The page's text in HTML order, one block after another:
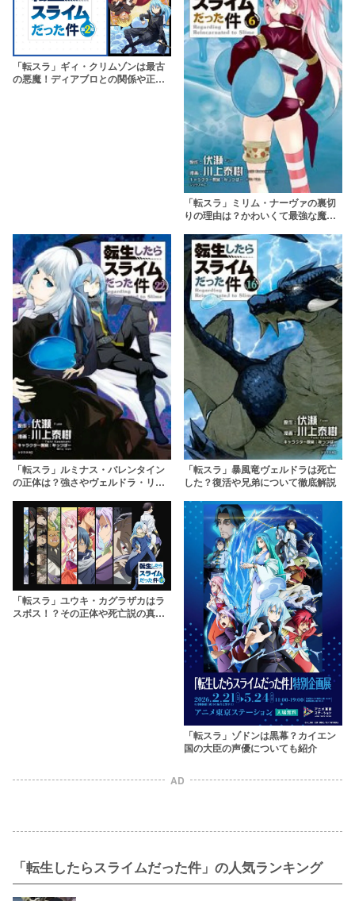
「転スラ」ギィ・クリムゾンは最古
の悪魔！ディアブロとの関係や正体
「転スラ」ミリム・ナーヴァの裏切
りの理由は？かわいくて最強な魔王
「転スラ」ルミナス・バレンタイン
の正体は？強さやヴェルドラ・リム
「転スラ」暴風竜ヴェルドラは死亡
した？復活や兄弟について徹底解説
「転スラ」ユウキ・カグラザカはラ
スボス！？その正体や死亡説の真相
「転スラ」ゾドンは黒幕？カイエン
国の大臣の声優についても紹介
AD
「転生したらスライムだった件」の人気ランキング